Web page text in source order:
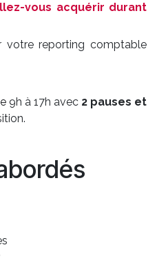
vous acquérir durant
votre reporting comptable
9h à 17h avec 2 pauses et